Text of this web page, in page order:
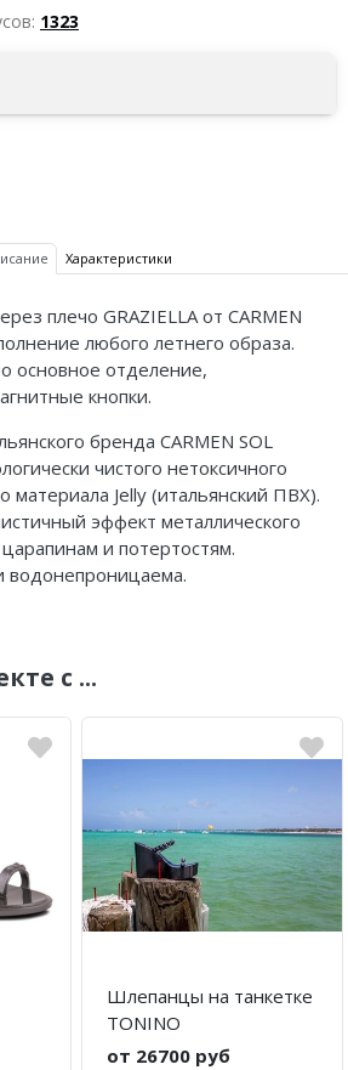
1323
Характеристики
плечо GRAZIELLA от CARMEN
любого летнего образа.
основное отделение,
кнопки.
бренда CARMEN SOL
чистого нетоксичного
материала Jelly (итальянский ПВХ).
эффект металлического
и потертостям.
водонепроницаема.
с ...
Шлепанцы на танкетке
TONINO
от 26700 руб